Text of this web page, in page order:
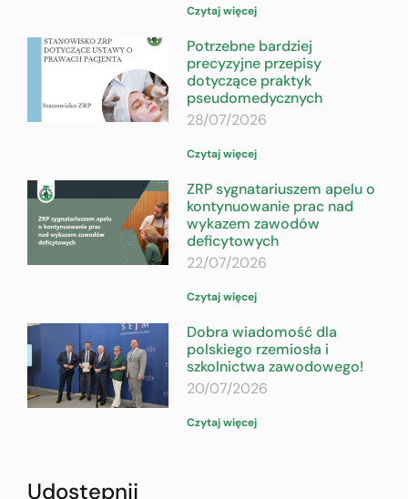
Czytaj więcej
Potrzebne bardziej
precyzyjne przepisy
dotyczące praktyk
pseudomedycznych
28/07/2026
Czytaj więcej
ZRP sygnatariuszem apelu o
kontynuowanie prac nad
wykazem zawodów
deficytowych
22/07/2026
Czytaj więcej
Dobra wiadomość dla
polskiego rzemiosła i
szkolnictwa zawodowego!
20/07/2026
Czytaj więcej
Udostępnij